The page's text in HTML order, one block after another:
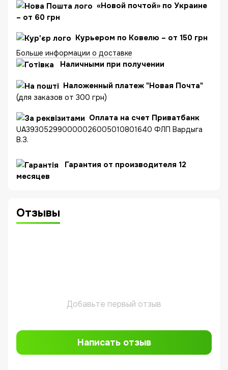
«Новой почтой» по Украине
– от 60 грн
Курьером по Ковелю – от 150 грн
Больше информации о доставке
Наличными при получении
Наложенный платеж "Новая Почта"
(для заказов от 300 грн)
Оплата на счет Приватбанк
UA393052990000026005010801640 ФЛП Вардыга
В.З.
Гарантия от производителя 12
месяцев
Отзывы
Добавьте первый отзыв
Написать отзыв